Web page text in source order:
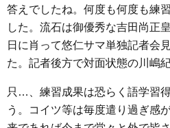
答えでしたね。何度も何度も練
した。流石は御優秀な吉田尚正
日に肖って悠仁サマ単独記者会
た。記者後方で対面状態の川嶋
只…、練習成果は恐らく語学習
う。コイツ等は毎度遣り過ぎ感